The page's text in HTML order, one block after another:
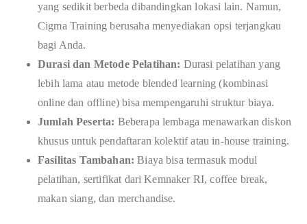
yang sedikit berbeda dibandingkan lokasi lain. Namun,
Cigma Training berusaha menyediakan opsi terjangkau
bagi Anda.
Durasi dan Metode Pelatihan: Durasi pelatihan yang
lebih lama atau metode blended learning (kombinasi
online dan offline) bisa mempengaruhi struktur biaya.
Jumlah Peserta: Beberapa lembaga menawarkan diskon
khusus untuk pendaftaran kolektif atau in-house training.
Fasilitas Tambahan: Biaya bisa termasuk modul
pelatihan, sertifikat dari Kemnaker RI, coffee break,
makan siang, dan merchandise.